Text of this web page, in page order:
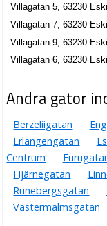
Villagatan 5, 63230
Villagatan 7, 63230
Villagatan 9, 63230
Villagatan 6, 63230
Andra gator
Berzeliigatan
Erlangengatan
Centrum
Hjärnegatan
Runebergsgatan
Västermalmsgatan